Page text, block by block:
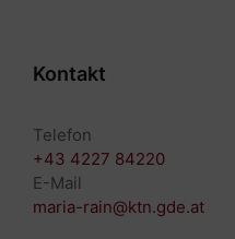
Kontakt
Telefon
+43 4227 84220
E-Mail
maria-rain@ktn.gde.at